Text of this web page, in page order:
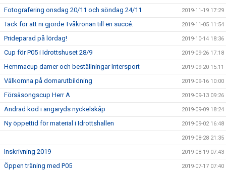
Fotografering onsdag 20/11 och söndag 24/11 2019-11-19 17:29
Tack för att ni gjorde Tvåkronan till en succé. 2019-11-05 11:54
Prideparad på lördag! 2019-10-14 18:36
Cup för P05 i Idrottshuset 28/9 2019-09-26 17:18
Hemmacup damer och beställningar Intersport 2019-09-20 15:11
Välkomna på domarutbildning 2019-09-16 10:00
Försäsongscup Herr A 2019-09-13 09:26
Ändrad kod i ängaryds nyckelskåp 2019-09-09 18:24
Ny öppettid för material i Idrottshallen 2019-09-02 16:48
2019-08-28 21:35
Inskrivning 2019 2019-08-19 07:43
Öppen träning med P05 2019-07-17 07:40